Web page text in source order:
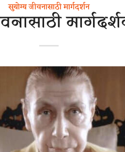
सुयोग्य जीवनासाठी मार्गदर्शन